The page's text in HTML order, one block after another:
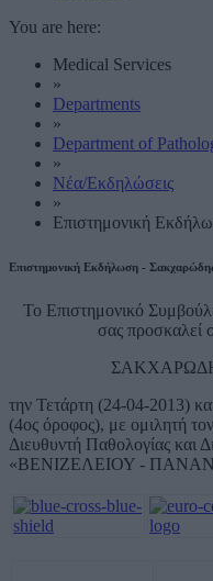
You are here:
Medical Services
»
Departments
»
Department of
»
Νέα/Εκδηλώσεις
»
Επιστημονική
Επιστημονική Εκδήλωση -
Το Επιστημονικό
σας προσκαλεί
την Τετάρτη (24-04-2013)
(4ος όροφος), με ομιλητή
Διευθυντή Παθολογίας και
«ΒΕΝΙΖΕΛΕΙΟΥ -